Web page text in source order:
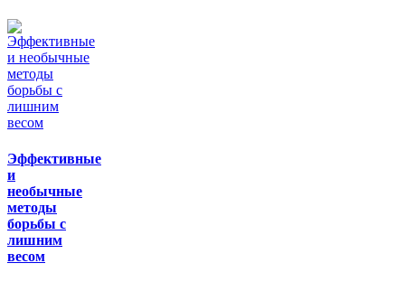
Эффективные
и
необычные
методы
борьбы с
лишним
весом